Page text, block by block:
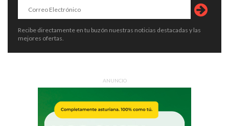
Recibe directamente en tu buzón nuestras noticias destacadas y las
mejores ofertas.
ANUNCIO